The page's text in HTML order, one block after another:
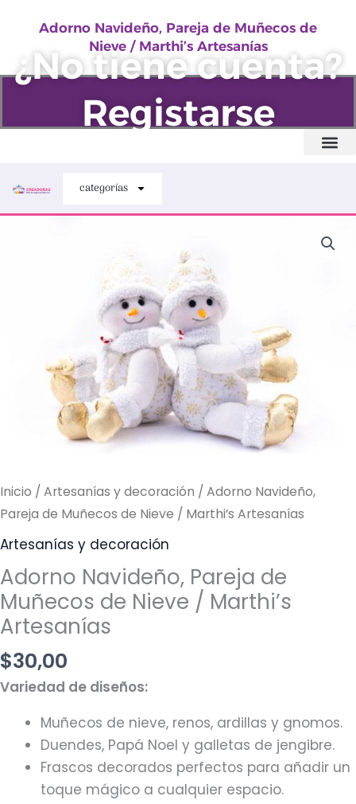
contenido
Adorno Navideño, Pareja de Muñecos de
Nieve / Marthi’s Artesanías
¿No tiene cuenta?
Registarse
categorías
Inicio / Artesanías y decoración / Adorno Navideño,
Pareja de Muñecos de Nieve / Marthi’s Artesanías
Artesanías y decoración
Adorno Navideño, Pareja de
Muñecos de Nieve / Marthi’s
Artesanías
$30,00
Variedad de diseños:
Muñecos de nieve, renos, ardillas y gnomos.
Duendes, Papá Noel y galletas de jengibre.
Frascos decorados perfectos para añadir un
toque mágico a cualquier espacio.
Artesanías
Muñecos
de
cantidad